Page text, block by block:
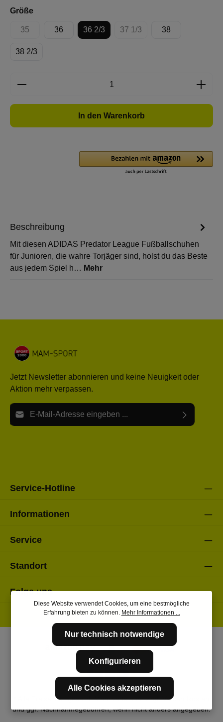
Größeauswählen
35
(Diese Option ist zurzeit nicht verfügbar.)
36 36 2/3 37 1/3
(Diese Option ist zurzeit
38
38 2/3
Produkt Anzahl: Gib den gewünschten
In den Warenkorb
Beschreibung
Mit diesen ADIDAS Predator League Fußballschuhen
für Junioren, die wahre Torjäger sind, holst du das Beste
aus jedem Spiel h… Mehr
Jetzt Newsletter abonnieren und keine Neuigkeit oder
Aktion mehr verpassen.
E-Mail-Adresse*
Service-Hotline
Informationen
Service
Standort
Folge uns
* Alle Preise inkl. gesetzl. Mehrwertsteuer zzgl.Versandkosten
und ggf. Nachnahmegebühren, wenn nicht anders angegeben.
Diese Website verwendet Cookies, um eine bestmögliche
Erfahrung bieten zu können. Mehr Informationen ...
Nur technisch notwendige
Konfigurieren
Alle Cookies akzeptieren